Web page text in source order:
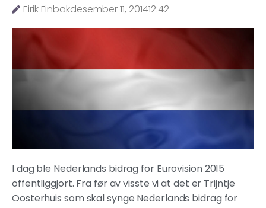
Eirik Finbakdesember 11, 201412:42
I dag ble Nederlands bidrag for Eurovision 2015
offentliggjort. Fra før av visste vi at det er Trijntje
Oosterhuis som skal synge Nederlands bidrag for